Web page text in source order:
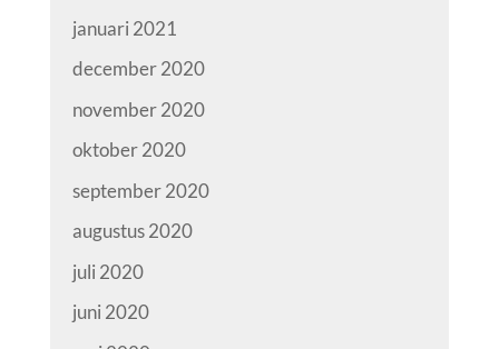
januari 2021
december 2020
november 2020
oktober 2020
september 2020
augustus 2020
juli 2020
juni 2020